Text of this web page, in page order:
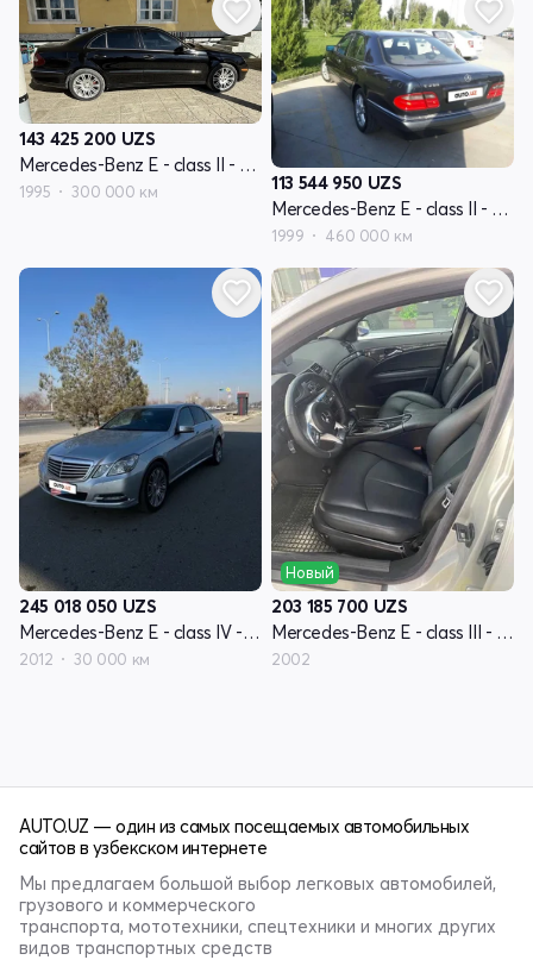
143 425 200 UZS
Mercedes-Benz E - class II - поколение W210
1995 300 000 км 113 544 950 UZS
Mercedes-Benz E - class II - поколение W210
1999 460 000 км
245 018 050 UZS
Mercedes-Benz E - class IV - поколение W212
2012 30 000 км
Новый
203 185 700 UZS
Mercedes-Benz E - class III - поколение W211
2002
AUTO.UZ — один из самых посещаемых автомобильных
сайтов в узбекском интернете
Мы предлагаем большой выбор легковых автомобилей,
грузового и коммерческого
транспорта, мототехники, спецтехники и многих других
видов транспортных средств